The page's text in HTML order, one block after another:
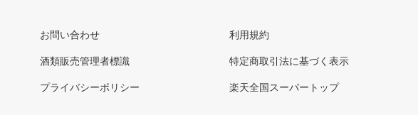
お問い合わせ
酒類販売管理者標識
プライバシーポリシー
利用規約
特定商取引法に基づく表示
楽天全国スーパートップ